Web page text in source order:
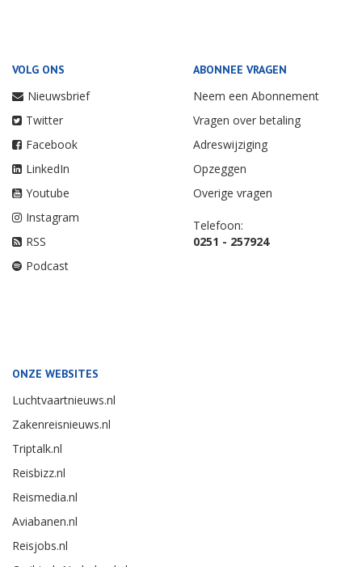
VOLG ONS
Nieuwsbrief
Twitter
Facebook
LinkedIn
Youtube
Instagram
RSS
Podcast
ABONNEE VRAGEN
Neem een Abonnement
Vragen over betaling
Adreswijziging
Opzeggen
Overige vragen
Telefoon:
0251 - 257924
ONZE WEBSITES
Luchtvaartnieuws.nl
Zakenreisnieuws.nl
Triptalk.nl
Reisbizz.nl
Reismedia.nl
Aviabanen.nl
Reisjobs.nl